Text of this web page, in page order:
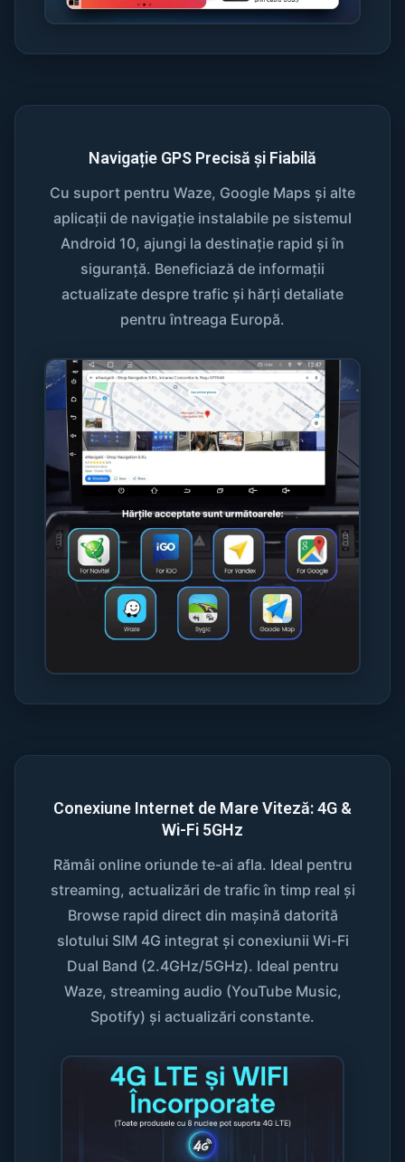
Navigație GPS Precisă și Fiabilă
Cu suport pentru Waze, Google Maps și alte
aplicații de navigație instalabile pe sistemul
Android 10, ajungi la destinație rapid și în
siguranță. Beneficiază de informații
actualizate despre trafic și hărți detaliate
pentru întreaga Europă.
Conexiune Internet de Mare Viteză: 4G &
Wi-Fi 5GHz
Rămâi online oriunde te-ai afla. Ideal pentru
streaming, actualizări de trafic în timp real și
Browse rapid direct din mașină datorită
slotului SIM 4G integrat și conexiunii Wi-Fi
Dual Band (2.4GHz/5GHz). Ideal pentru
Waze, streaming audio (YouTube Music,
Spotify) și actualizări constante.